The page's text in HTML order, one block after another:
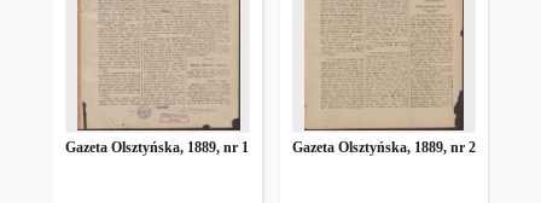
Gazeta Olsztyńska, 1889, nr 1 Gazeta Olsztyńska, 1889, nr 2